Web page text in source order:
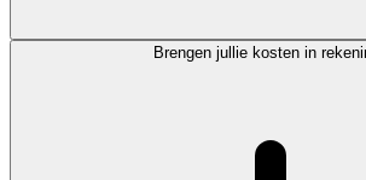
Brengen jullie kosten in